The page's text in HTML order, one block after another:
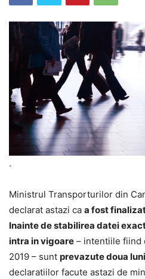
.
Ministrul Transporturilor din
declarat astazi ca a fost
Inainte de stabilirea datei
intra in vigoare – intentiile fiind
2019 – sunt prevazute doua
declaratiilor facute astazi de